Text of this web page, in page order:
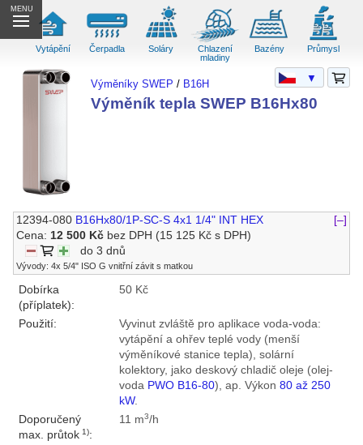
MENU
Vytápění Čerpadla Soláry
Chlazení
mladiny
Bazény Průmysl
Výměníky SWEP / B16H
Výměník tepla SWEP B16Hx80
12394-080 B16Hx80/1P-SC-S 4x1 1/4" INT HEX
[–]
Cena:12 500 Kč bez DPH (15 125 Kč s DPH)
do 3 dnů
Vývody: 4x 5/4" ISO G vnitřní závit s matkou
Dobírka
(příplatek):
50 Kč
Použití:
Vyvinut zvláště pro aplikace voda-voda:
vytápění a ohřev teplé vody (menší
výměníkové stanice tepla), solární
kolektory, jako deskový chladič oleje (olej-
voda PWO B16-80), ap. Výkon 80 až 250
kW.
Doporučený
max. průtok1):
11 m3/h
▼